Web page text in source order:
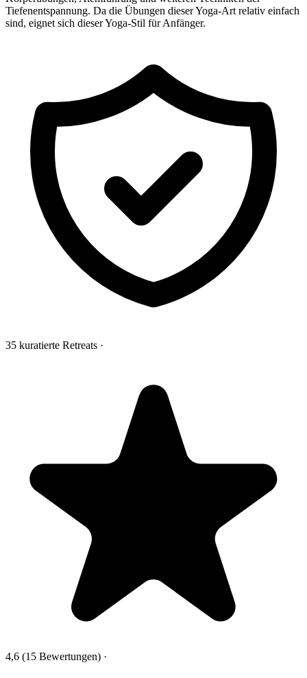
Tiefenentspannung. Da die Übungen dieser Yoga-Art relativ einfach
sind, eignet sich dieser Yoga-Stil für Anfänger.
35 kuratierte Retreats ·
4,6 (15 Bewertungen) ·